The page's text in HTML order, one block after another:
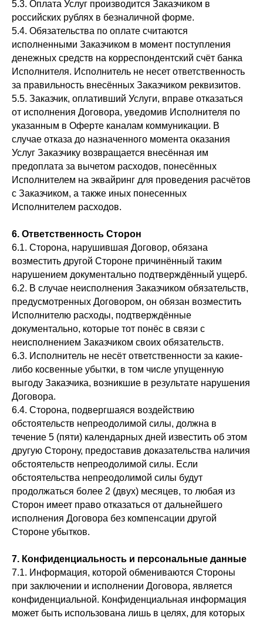
5.3. Оплата Услуг производится Заказчиком в
российских рублях в безналичной форме.
5.4. Обязательства по оплате считаются
исполненными Заказчиком в момент поступления
денежных средств на корреспондентский счёт банка
Исполнителя. Исполнитель не несет ответственность
за правильность внесённых Заказчиком реквизитов.
5.5. Заказчик, оплативший Услуги, вправе отказаться
от исполнения Договора, уведомив Исполнителя по
указанным в Оферте каналам коммуникации. В
случае отказа до назначенного момента оказания
Услуг Заказчику возвращается внесённая им
предоплата за вычетом расходов, понесённых
Исполнителем на эквайринг для проведения расчётов
с Заказчиком, а также иных понесенных
Исполнителем расходов.
6. Ответственность Сторон
6.1. Сторона, нарушившая Договор, обязана
возместить другой Стороне причинённый таким
нарушением документально подтверждённый ущерб.
6.2. В случае неисполнения Заказчиком обязательств,
предусмотренных Договором, он обязан возместить
Исполнителю расходы, подтверждённые
документально, которые тот понёс в связи с
неисполнением Заказчиком своих обязательств.
6.3. Исполнитель не несёт ответственности за какие-
либо косвенные убытки, в том числе упущенную
выгоду Заказчика, возникшие в результате нарушения
Договора.
6.4. Сторона, подвергшаяся воздействию
обстоятельств непреодолимой силы, должна в
течение 5 (пяти) календарных дней известить об этом
другую Сторону, предоставив доказательства наличия
обстоятельств непреодолимой силы. Если
обстоятельства непреодолимой силы будут
продолжаться более 2 (двух) месяцев, то любая из
Сторон имеет право отказаться от дальнейшего
исполнения Договора без компенсации другой
Стороне убытков.
7. Конфиденциальность и персональные данные
7.1. Информация, которой обмениваются Стороны
при заключении и исполнении Договора, является
конфиденциальной. Конфиденциальная информация
может быть использована лишь в целях, для которых